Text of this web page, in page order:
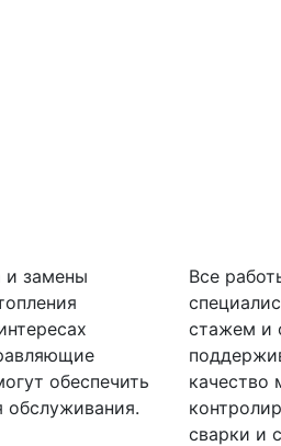
и замены
обеспечить
обслуживания.
Все
стажем и
качество
сварки и